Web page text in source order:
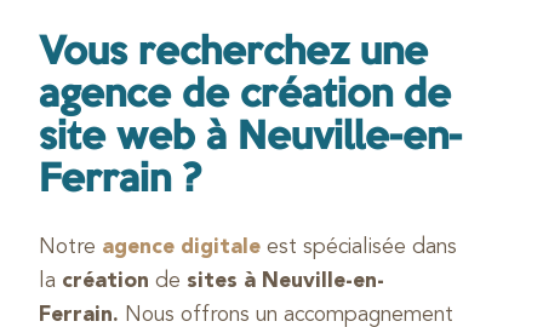
Vous recherchez une
agence de création de
site web à Neuville-en-
Ferrain ?
Notre agence digitale est spécialisée dans
la création de sites à Neuville-en-
Ferrain. Nous offrons un accompagnement